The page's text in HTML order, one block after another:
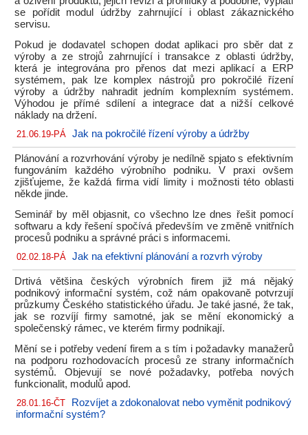
se pořídit modul údržby zahrnující i oblast zákaznického
servisu.
Pokud je dodavatel schopen dodat aplikaci pro sběr dat z
výroby a ze strojů zahrnující i transakce z oblasti údržby,
která je integrována pro přenos dat mezi aplikací a ERP
systémem, pak lze komplex nástrojů pro pokročilé řízení
výroby a údržby nahradit jedním komplexním systémem.
Výhodou je přímé sdílení a integrace dat a nižší celkové
náklady na držení.
21.06.19-PÁ Jak na pokročilé řízení výroby a údržby
Plánování a rozvrhování výroby je nedílně spjato s efektivním
fungováním každého výrobního podniku. V praxi ovšem
zjišťujeme, že každá firma vidí limity i možnosti této oblasti
někde jinde.
Seminář by měl objasnit, co všechno lze dnes řešit pomocí
softwaru a kdy řešení spočívá především ve změně vnitřních
procesů podniku a správné práci s informacemi.
02.02.18-PÁ Jak na efektivní plánování a rozvrh výroby
Drtivá většina českých výrobních firem již má nějaký
podnikový informační systém, což nám opakovaně potvrzují
průzkumy Českého statistického úřadu. Je také jasné, že tak,
jak se rozvíjí firmy samotné, jak se mění ekonomický a
společenský rámec, ve kterém firmy podnikají.
Mění se i potřeby vedení firem a s tím i požadavky manažerů
na podporu rozhodovacích procesů ze strany informačních
systémů. Objevují se nové požadavky, potřeba nových
funkcionalit, modulů apod.
28.01.16-ČT
Rozvíjet a zdokonalovat nebo vyměnit podnikový
informační systém?